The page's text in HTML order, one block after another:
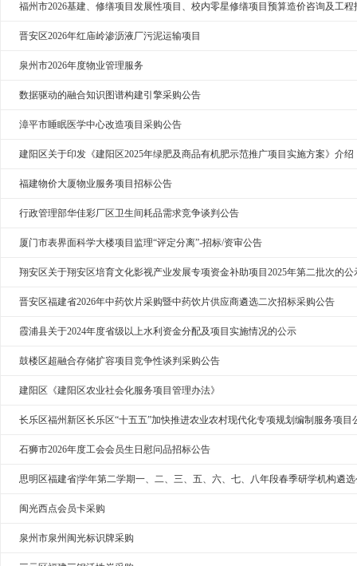
福州市2026基建、修缮项目发展性项目、校内零星修缮项目预算造价咨询及工
晋安区2026年红庙岭渗沥液厂污泥运输项目
泉州市2026年度物业管理服务
数据驱动的融合知识图谱构建引擎采购公告
漳平市睡眠医学中心改造项目采购公告
建阳区关于印发《建阳区2025年绿肥及商品有机肥示范推广项目实施方案》介绍
福建物价大厦物业服务项目招标公告
行政管理部华佳彩厂区卫生间耗品需求竞争谈判公告
厦门市表界面科学大楼项目监理“评定分离”-招标/资审公告
翔安区关于翔安区培育文化影视产业发展专项资金补助项目2025年第二批次的公
晋安区福建省2026年中药饮片采购暨中药饮片供应商遴选二次招标采购公告
霞浦县关于2024年度省级以上水利资金分配及项目实施情况的公示
鼓楼区超融合存储扩容项目竞争性谈判采购公告
建阳区《建阳区农业社会化服务项目管理办法》
长乐区福州新区长乐区“十五五”加快推进农业农村现代化专项规划编制服务项目
石狮市2026年度工会会员生日慰问品招标公告
思明区福建省|学年第二学期一、二、三、五、六、七、八年段春季研学机构遴
闽光西点会员卡采购
泉州市泉州闽光标识牌采购